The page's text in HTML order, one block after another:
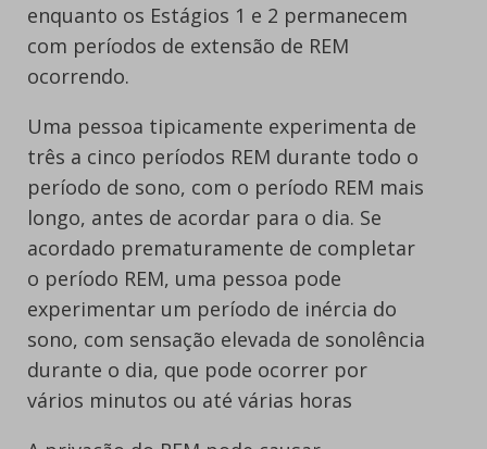
enquanto os Estágios 1 e 2 permanecem
com períodos de extensão de REM
ocorrendo.
Uma pessoa tipicamente experimenta de
três a cinco períodos REM durante todo o
período de sono, com o período REM mais
longo, antes de acordar para o dia. Se
acordado prematuramente de completar
o período REM, uma pessoa pode
experimentar um período de inércia do
sono, com sensação elevada de sonolência
durante o dia, que pode ocorrer por
vários minutos ou até várias horas